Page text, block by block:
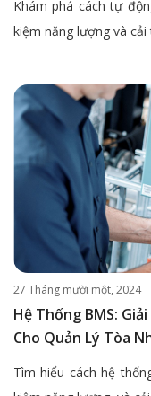
Khám phá cách tự
kiệm năng lượng và
27 Tháng mười một, 2024
Hệ Thống BMS:
Cho Quản Lý Tòa
Tìm hiểu cách hệ